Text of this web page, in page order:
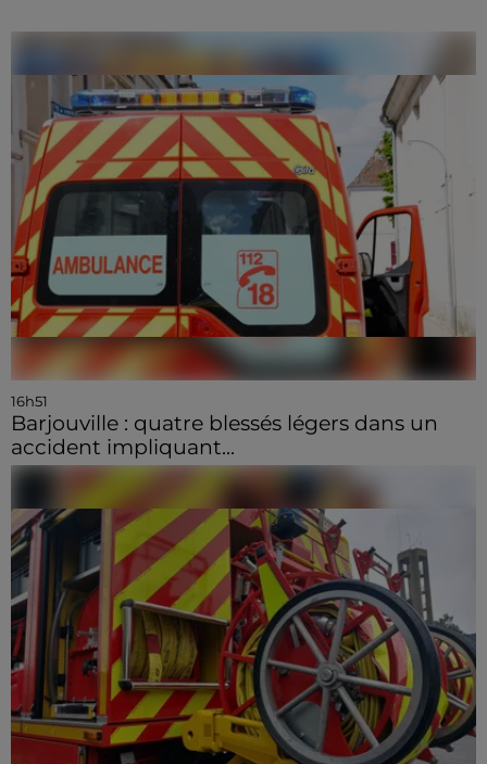
16h51
Barjouville : quatre blessés légers dans un
accident impliquant...